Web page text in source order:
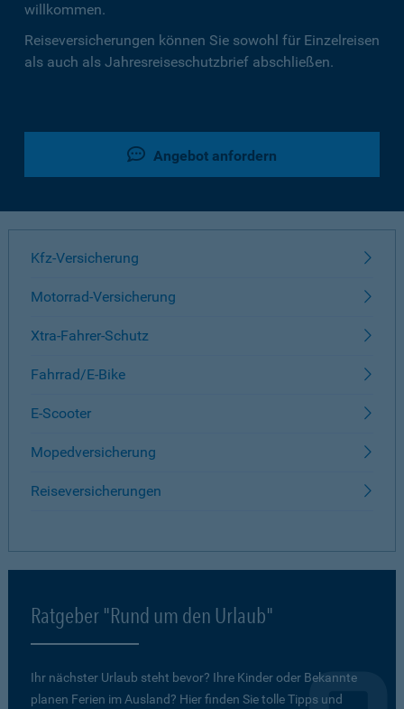
willkommen.
Reiseversicherungen können Sie sowohl für Einzelreisen
als auch als Jahresreiseschutzbrief abschließen.
Angebot anfordern
Kfz-Versicherung
Motorrad-Versicherung
Xtra-Fahrer-Schutz
Fahrrad/E-Bike
E-Scooter
Mopedversicherung
Reiseversicherungen
Ratgeber "Rund um den Urlaub"
Ihr nächster Urlaub steht bevor? Ihre Kinder oder Bekannte
planen Ferien im Ausland? Hier finden Sie tolle Tipps und